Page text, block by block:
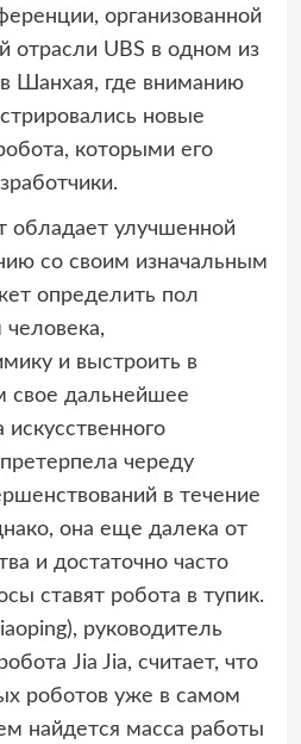
организованной
отрасли UBS в одном из
Шанхая, где вниманию
новые
которыми его
обладает улучшенной
со своим изначальным
определить пол
и выстроить в
свое дальнейшее
череду
в течение
она еще далека от
и достаточно часто
ставят робота в тупик.
руководитель
Jia Jia, считает, что
роботов уже в самом
найдется масса работы